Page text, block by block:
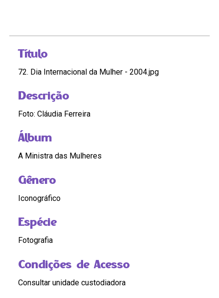
Título
72. Dia Internacional da Mulher - 2004.jpg
Descrição
Foto: Cláudia Ferreira
Álbum
A Ministra das Mulheres
Gênero
Iconográfico
Espécie
Fotografia
Condições de Acesso
Consultar unidade custodiadora